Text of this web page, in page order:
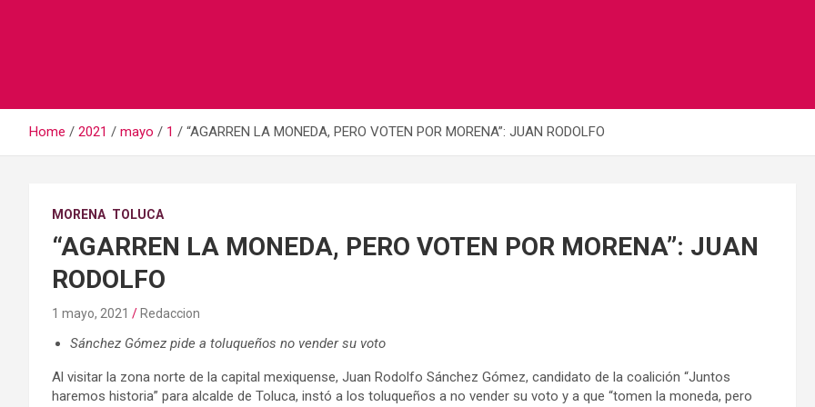
Home 2021 mayo 1 “AGARREN LA MONEDA, PERO VOTEN POR MORENA”: JUAN RODOLFO
MORENA TOLUCA
“AGARREN LA MONEDA, PERO VOTEN POR MORENA”: JUAN
RODOLFO
1 mayo, 2021 Redaccion
Sánchez Gómez pide a toluqueños no vender su voto
Al visitar la zona norte de la capital mexiquense, Juan Rodolfo Sánchez Gómez, candidato de la coalición “Juntos
haremos historia” para alcalde de Toluca, instó a los toluqueños a no vender su voto y a que “tomen la moneda, pero